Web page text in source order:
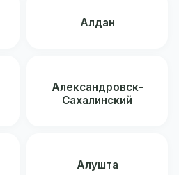
Алдан
Александровск-
Сахалинский
Алушта